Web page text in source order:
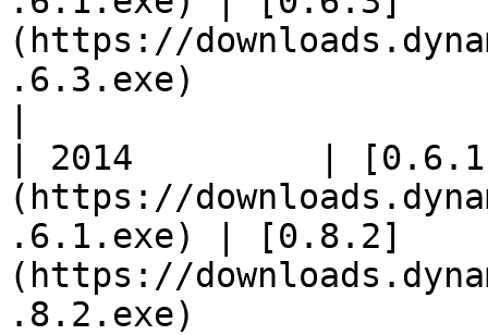
(https://
.6.3.exe)
| 2014         |
(https://
.6.1.exe) | [0.8.2]
(https://
.8.2.exe)